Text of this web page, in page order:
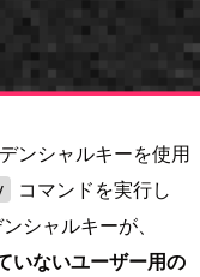
ンシャルキーを使用
コマンドを実行し
シャルキーが、
いないユーザー用の